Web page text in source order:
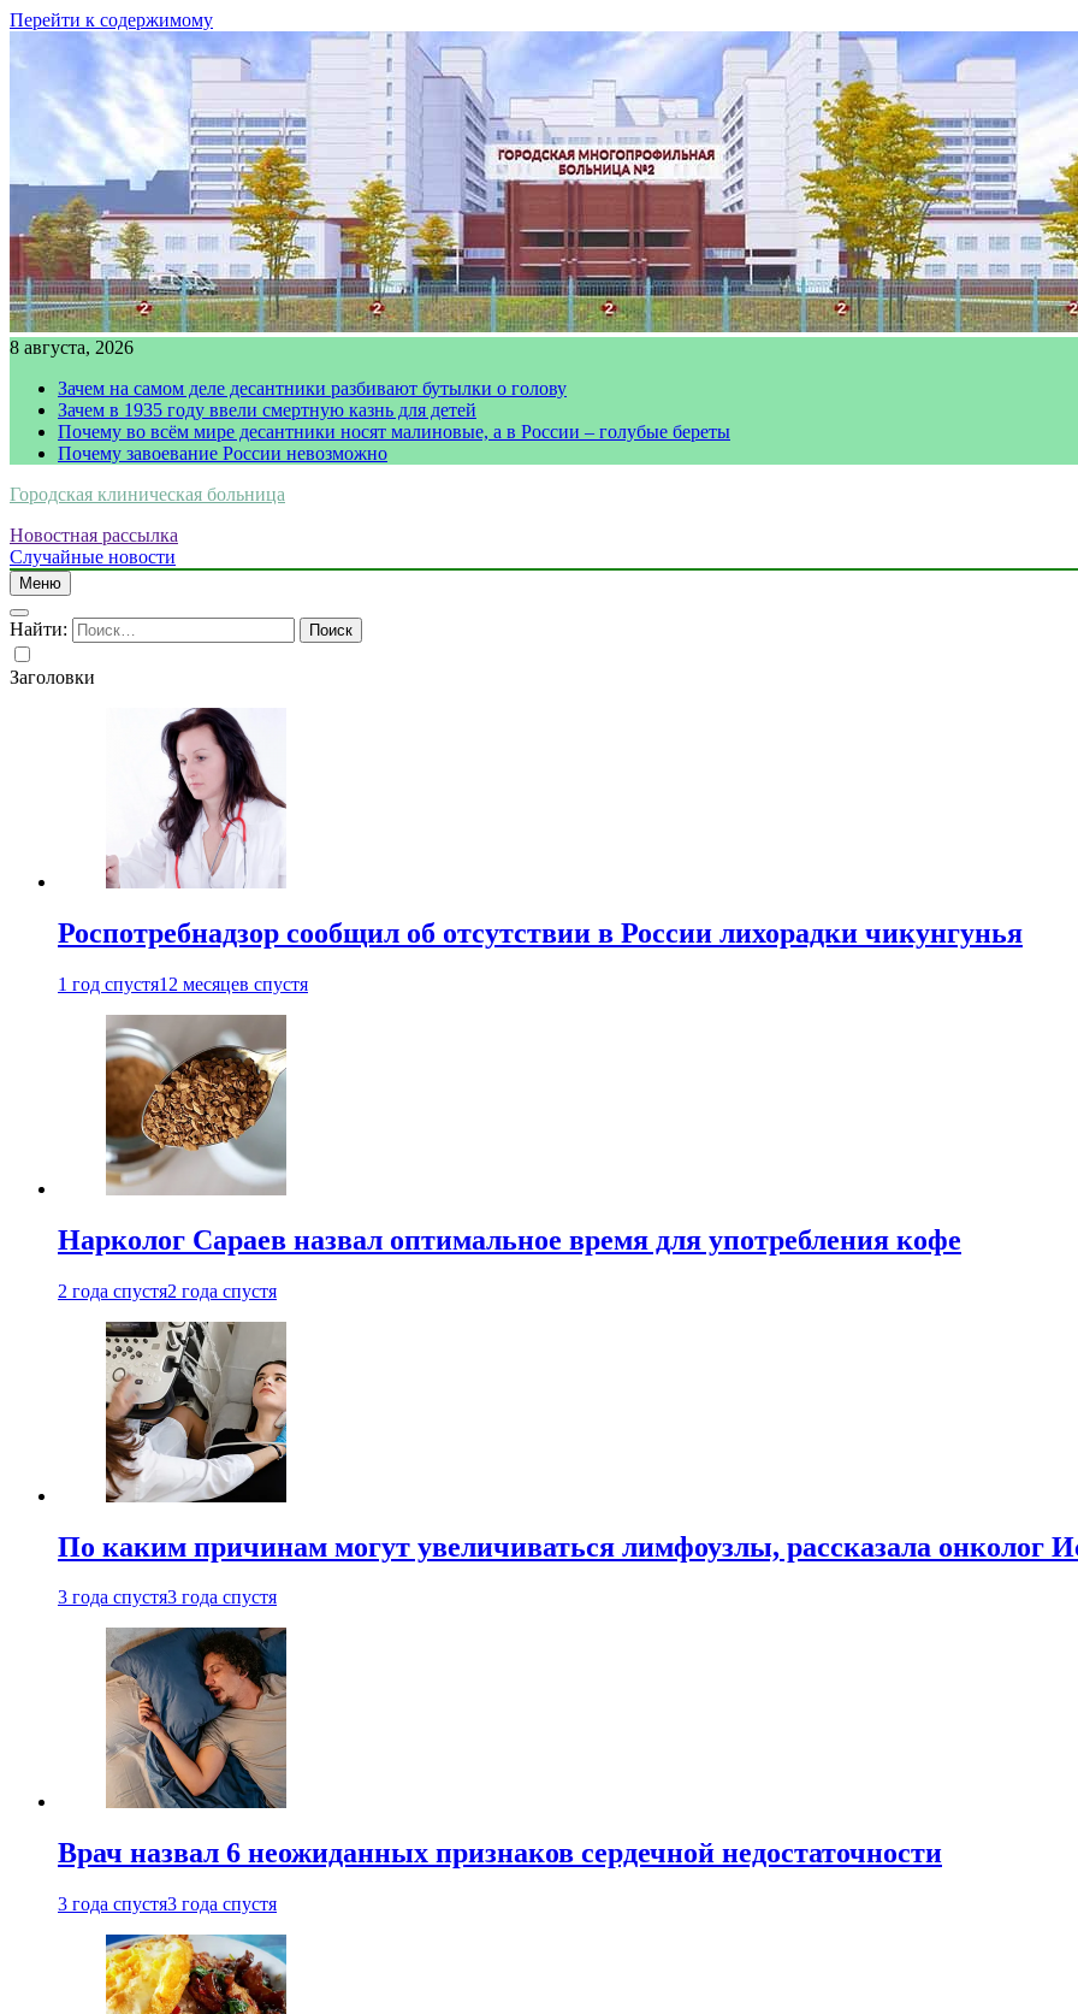
Перейти к содержимому
8 августа, 2026
Зачем на самом деле десантники разбивают бутылки о голову
Зачем в 1935 году ввели смертную казнь для детей
Почему во всём мире десантники носят малиновые, а в России – голубые береты
Почему завоевание России невозможно
Городская клиническая больница
Новостная рассылка
Случайные новости
Меню
Найти:
Заголовки
Роспотребнадзор сообщил об отсутствии в России лихорадки чикунгунья
1 год спустя12 месяцев спустя
Нарколог Сараев назвал оптимальное время для употребления кофе
2 года спустя2 года спустя
По каким причинам могут увеличиваться лимфоузлы, рассказала онколог
3 года спустя3 года спустя
Врач назвал 6 неожиданных признаков сердечной недостаточности
3 года спустя3 года спустя